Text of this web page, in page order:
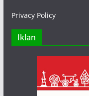
Privacy Policy
Iklan